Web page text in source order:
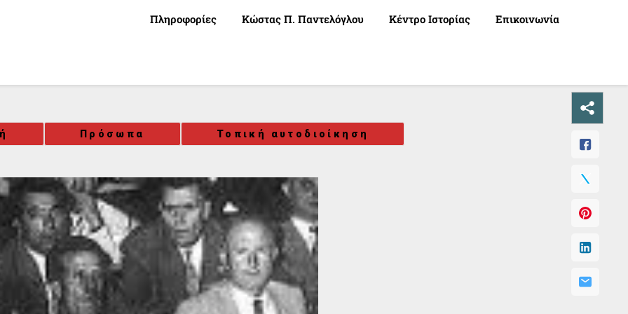
Πληροφορίες Κώστας Π. Παντελόγλου Κέντρο Ιστορίας Επικοινωνία
Πρόσωπα Τοπική αυτοδιοίκηση